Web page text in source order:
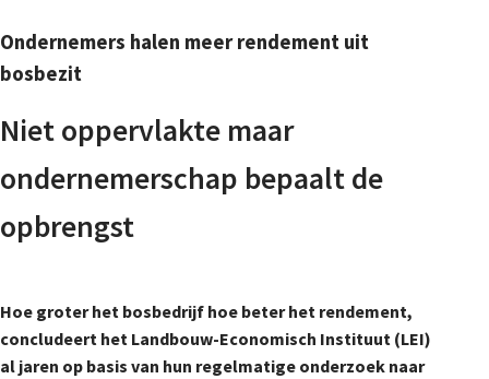
Ondernemers halen meer rendement uit
bosbezit
Niet oppervlakte maar
ondernemerschap bepaalt de
opbrengst
Hoe groter het bosbedrijf hoe beter het rendement,
concludeert het Landbouw-Economisch Instituut (LEI)
al jaren op basis van hun regelmatige onderzoek naar